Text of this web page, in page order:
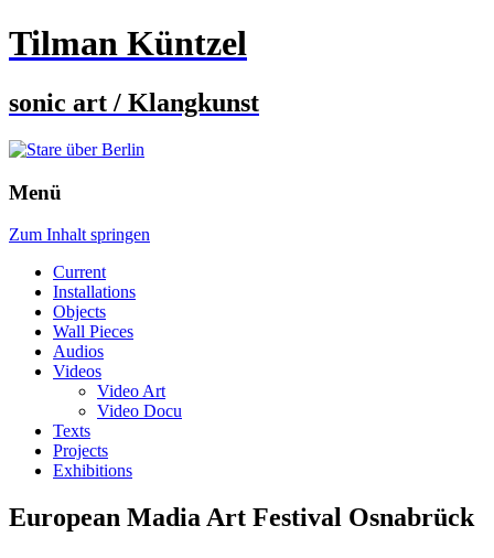
Tilman Küntzel
sonic art / Klangkunst
Menü
Zum Inhalt springen
Current
Installations
Objects
Wall Pieces
Audios
Videos
Video Art
Video Docu
Texts
Projects
Exhibitions
European Madia Art Festival Osnabrück